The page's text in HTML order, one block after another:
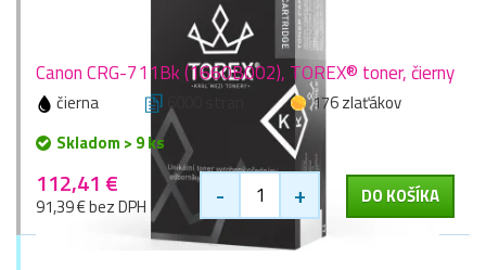
Canon CRG-711Bk (1660B002), TOREX® toner, čierny
čierna 6000 stran
176 zlaťákov
Skladom > 9 ks
112,41 €
91,39 € bez DPH - + DO KOŠÍKA